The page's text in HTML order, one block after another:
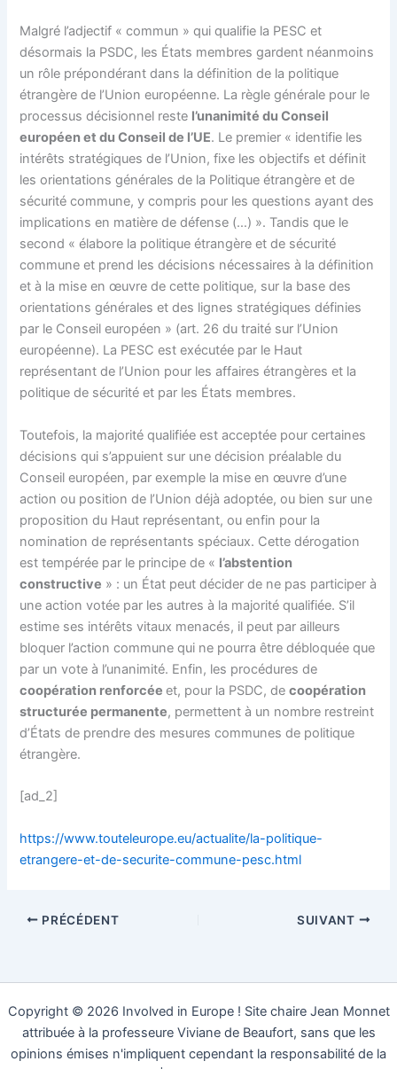
Malgré l’adjectif « commun » qui qualifie la PESC et
désormais la PSDC, les États membres gardent néanmoins
un rôle prépondérant dans la définition de la politique
étrangère de l’Union européenne. La règle générale pour le
processus décisionnel reste l’unanimité du Conseil
européen et du Conseil de l’UE. Le premier « identifie les
intérêts stratégiques de l’Union, fixe les objectifs et définit
les orientations générales de la Politique étrangère et de
sécurité commune, y compris pour les questions ayant des
implications en matière de défense (…) ». Tandis que le
second « élabore la politique étrangère et de sécurité
commune et prend les décisions nécessaires à la définition
et à la mise en œuvre de cette politique, sur la base des
orientations générales et des lignes stratégiques définies
par le Conseil européen » (art. 26 du traité sur l’Union
européenne). La PESC est exécutée par le Haut
représentant de l’Union pour les affaires étrangères et la
politique de sécurité et par les États membres.
Toutefois, la majorité qualifiée est acceptée pour certaines
décisions qui s’appuient sur une décision préalable du
Conseil européen, par exemple la mise en œuvre d’une
action ou position de l’Union déjà adoptée, ou bien sur une
proposition du Haut représentant, ou enfin pour la
nomination de représentants spéciaux. Cette dérogation
est tempérée par le principe de « l’abstention
constructive » : un État peut décider de ne pas participer à
une action votée par les autres à la majorité qualifiée. S’il
estime ses intérêts vitaux menacés, il peut par ailleurs
bloquer l’action commune qui ne pourra être débloquée que
par un vote à l’unanimité. Enfin, les procédures de
coopération renforcéeet, pour la PSDC, decoopération
structurée permanente, permettent à un nombre restreint
d’États de prendre des mesures communes de politique
étrangère.
[ad_2]
https://www.touteleurope.eu/actualite/la-politique-
etrangere-et-de-securite-commune-pesc.html
PRÉCÉDENT SUIVANT
Copyright © 2026 Involved in Europe ! Site chaire Jean Monnet
attribuée à la professeure Viviane de Beaufort, sans que les
opinions émises n'impliquent cependant la responsabilité de la